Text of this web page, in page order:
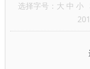
选择字号： 大 中 小